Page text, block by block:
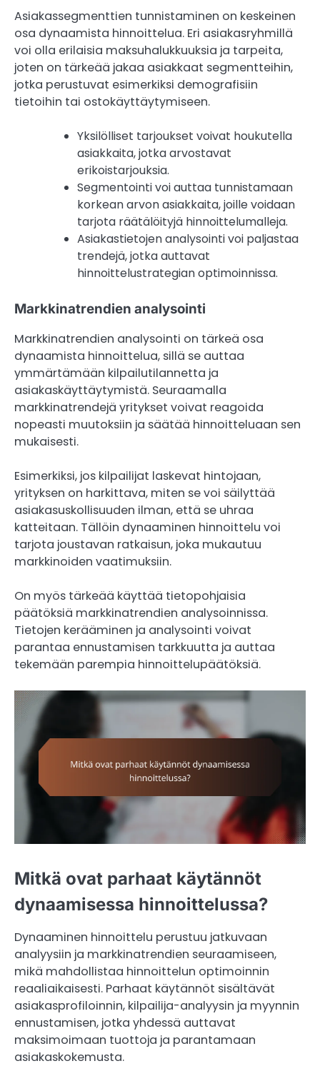
Asiakassegmenttien tunnistaminen on keskeinen
osa dynaamista hinnoittelua. Eri asiakasryhmillä
voi olla erilaisia maksuhalukkuuksia ja tarpeita,
joten on tärkeää jakaa asiakkaat segmentteihin,
jotka perustuvat esimerkiksi demografisiin
tietoihin tai ostokäyttäytymiseen.
Yksilölliset tarjoukset voivat houkutella
asiakkaita, jotka arvostavat
erikoistarjouksia.
Segmentointi voi auttaa tunnistamaan
korkean arvon asiakkaita, joille voidaan
tarjota räätälöityjä hinnoittelumalleja.
Asiakastietojen analysointi voi paljastaa
trendejä, jotka auttavat
hinnoittelustrategian optimoinnissa.
Markkinatrendien analysointi
Markkinatrendien analysointi on tärkeä osa
dynaamista hinnoittelua, sillä se auttaa
ymmärtämään kilpailutilannetta ja
asiakaskäyttäytymistä. Seuraamalla
markkinatrendejä yritykset voivat reagoida
nopeasti muutoksiin ja säätää hinnoitteluaan sen
mukaisesti.
Esimerkiksi, jos kilpailijat laskevat hintojaan,
yrityksen on harkittava, miten se voi säilyttää
asiakasuskollisuuden ilman, että se uhraa
katteitaan. Tällöin dynaaminen hinnoittelu voi
tarjota joustavan ratkaisun, joka mukautuu
markkinoiden vaatimuksiin.
On myös tärkeää käyttää tietopohjaisia
päätöksiä markkinatrendien analysoinnissa.
Tietojen kerääminen ja analysointi voivat
parantaa ennustamisen tarkkuutta ja auttaa
tekemään parempia hinnoittelupäätöksiä.
Mitkä ovat parhaat käytännöt
dynaamisessa hinnoittelussa?
Dynaaminen hinnoittelu perustuu jatkuvaan
analyysiin ja markkinatrendien seuraamiseen,
mikä mahdollistaa hinnoittelun optimoinnin
reaaliaikaisesti. Parhaat käytännöt sisältävät
asiakasprofiloinnin, kilpailija-analyysin ja myynnin
ennustamisen, jotka yhdessä auttavat
maksimoimaan tuottoja ja parantamaan
asiakaskokemusta.